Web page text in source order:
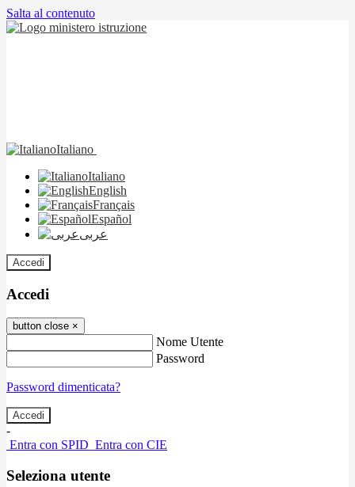
Salta al contenuto
Italiano
Italiano
English
Français
Español
عربى
Accedi
Accedi
button close ×
Nome Utente
Password
Password dimenticata?
-
Entra con SPID Entra con CIE
Seleziona utente